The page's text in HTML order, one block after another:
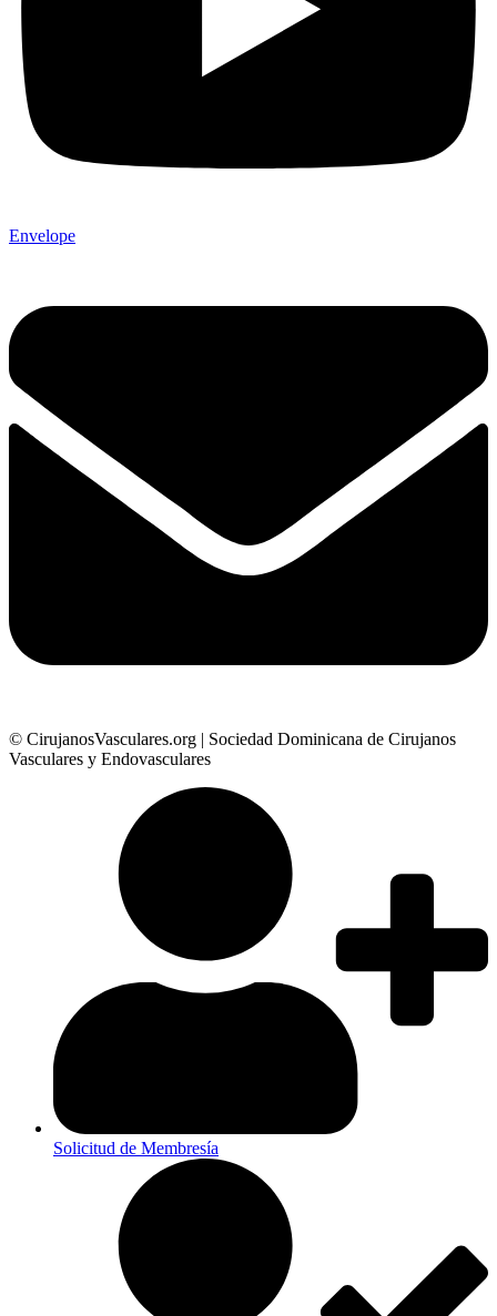
Envelope
© CirujanosVasculares.org | Sociedad Dominicana de Cirujanos
Vasculares y Endovasculares
Solicitud de Membresía